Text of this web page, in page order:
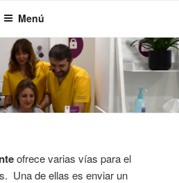
Menú
ofrece varias vías para el
Una de ellas es enviar un